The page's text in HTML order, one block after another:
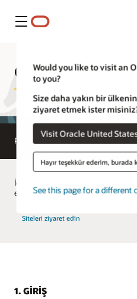
Menü
Would you like to visit an
to you?
Size daha yakın bir
ziyaret etmek ister
Visit Oracle United
Hayır teşekkür ederim, burada
See this page for a
Oracle Genel
Privacy Policies
İçeriği yerel dilde görüntülemek ve
erişmek için bir ülke/bölge seçin.
Siteleri ziyaret edin
1. GİRİŞ